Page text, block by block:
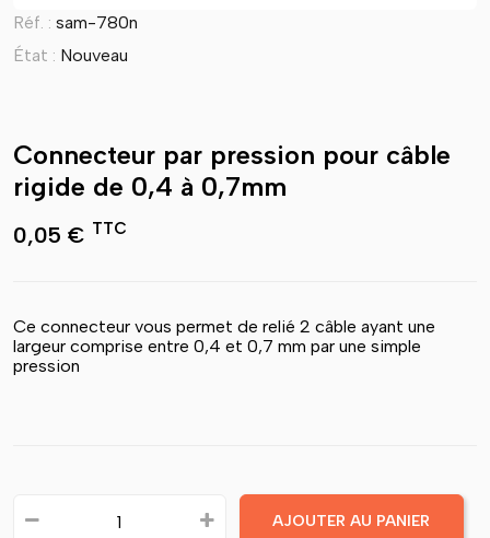
Réf. : sam-780n
État : Nouveau
Connecteur par pression pour câble
rigide de 0,4 à 0,7mm
0,05 € TTC
Ce connecteur vous permet de relié 2 câble ayant une
largeur comprise entre 0,4 et 0,7 mm par une simple
pression
AJOUTER AU PANIER